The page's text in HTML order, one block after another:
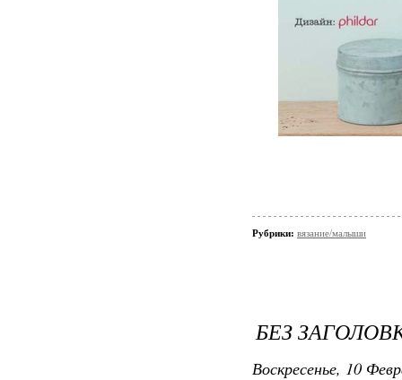
Рубрики: вязание/малыши
БЕЗ
Воскресенье, 10